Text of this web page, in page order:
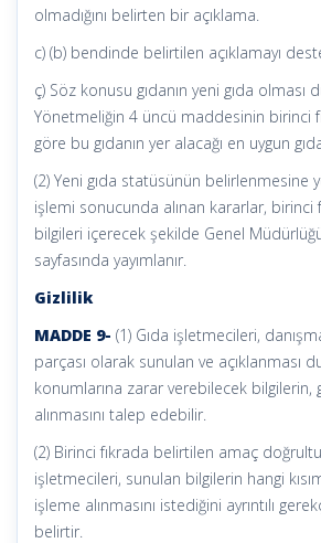
olmadığını belirten bir açıklama.
c) (b) bendinde belirtilen açıklamayı
ç) Söz konusu gıdanın yeni gıda olması
Yönetmeliğin 4 üncü maddesinin birinci
göre bu gıdanın yer alacağı en uygun
(2) Yeni gıda statüsünün belirlenmesine
işlemi sonucunda alınan kararlar, birinci
bilgileri içerecek şekilde Genel
sayfasında yayımlanır.
Gizlilik
MADDE 9- (1) Gıda işletmecileri,
parçası olarak sunulan ve açıklanması
konumlarına zarar verebilecek bilgilerin,
alınmasını talep edebilir.
(2) Birinci fıkrada belirtilen amaç
işletmecileri, sunulan bilgilerin hangi
işleme alınmasını istediğini ayrıntılı
belirtir.